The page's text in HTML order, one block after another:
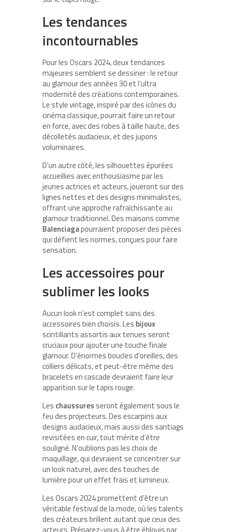
Les tendances
incontournables
Pour les Oscars 2024, deux tendances
majeures semblent se dessiner : le retour
au glamour des années 30 et l’ultra
modernité des créations contemporaines.
Le style vintage, inspiré par des icônes du
cinéma classique, pourrait faire un retour
en force, avec des robes à taille haute, des
décolletés audacieux, et des jupons
voluminaires.
D’un autre côté, les silhouettes épurées
accueillies avec enthousiasme par les
jeunes actrices et acteurs, joueront sur des
lignes nettes et des designs minimalistes,
offrant une approche rafraîchissante au
glamour traditionnel. Des maisons comme
Balenciagapourraient proposer des pièces
qui défient les normes, conçues pour faire
sensation.
Les accessoires pour
sublimer les looks
Aucun look n’est complet sans des
accessoires bien choisis. Les bijoux
scintillants assortis aux tenues seront
cruciaux pour ajouter une touche finale
glamour. D’énormes boucles d’oreilles, des
colliers délicats, et peut-être même des
bracelets en cascade devraient faire leur
apparition sur le tapis rouge.
Les chaussures seront également sous le
feu des projecteurs. Des escarpins aux
designs audacieux, mais aussi des santiags
revisitées en cuir, tout mérite d’être
souligné. N’oublions pas les choix de
maquillage, qui devraient se concentrer sur
un look naturel, avec des touches de
lumière pour un effet frais et lumineux.
Les Oscars 2024 promettent d’être un
véritable festival de la mode, où les talents
des créateurs brillent autant que ceux des
acteurs. Préparez-vous à être éblouis par